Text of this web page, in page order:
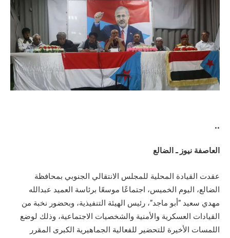
..
العاصفة نيوز ـ الضالع
عقدت القيادة المحلية للمجلس الانتقالي الجنوبي بمحافظة
الضالع، اليوم الخميس، اجتماعًا موسعًا برئاسة العميد عبدالله
مهدي سعيد “أبو ماجد”، رئيس الهيئة التنفيذية، وبحضور نخبة من
القيادات العسكرية والأمنية والشخصيات الاجتماعية، وذلك لوضع
اللمسات الأخيرة للتحضير للفعالية الجماهيرية الكبرى المقرر